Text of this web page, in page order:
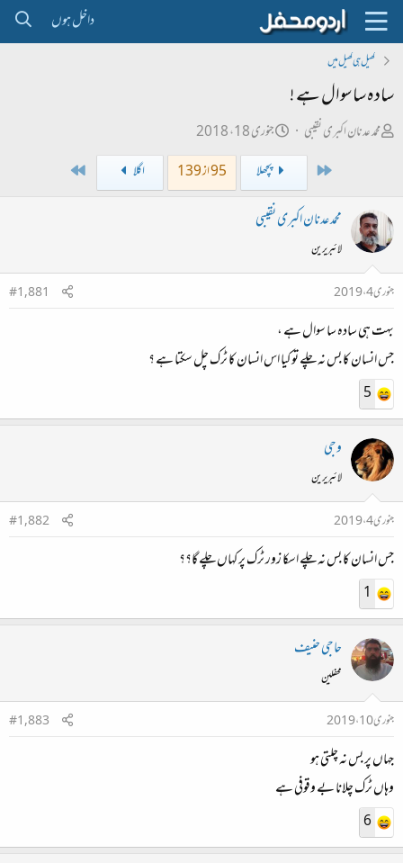
داخل ہوں
کھیل ہی کھیل میں
سادہ سا سوال ہے !
ص
ب
ل
ڑ
ی
محمد عدنان اکبری نقیبی
ت
ا
ی
ا
جنوری 18، 2018
First
پچھلا 95 از 139 اگلا
محمد عدنان اکبری نقیبی
لائبریرین
جنوری 4، 2019
#1,881
بہت ہی سادہ سا سوال ہے ،
جس انسان کا بس نہ چلے تو کیا اس انسان کا ٹرک چل سکتا ہے ؟
5
وجی
لائبریرین
جنوری 4، 2019
#1,882
جس انسان کا بس نہ چلے اسکا زور ٹرک پر کہاں چلے گا؟؟
1
حاجی حنیف
محفلین
جنوری 10، 2019
#1,883
جہاں پر بس نہ چلتی ہو
وہاں ٹرک چلانا بے وقوفی ہے
6